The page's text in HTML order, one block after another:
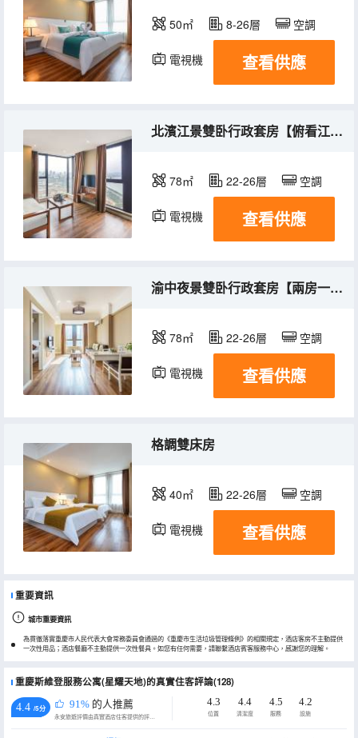
50㎡ 8-26層 空調
電視機 冰箱
查看供應
北濱江景雙卧行政套房【俯看江景+休閒沙發】
78㎡ 22-26層 空調
電視機 冰箱
查看供應
渝中夜景雙卧行政套房【兩房一廳+超大空間】
78㎡ 22-26層 空調
電視機 冰箱
查看供應
格調雙床房
40㎡ 22-26層 空調
電視機 冰箱
查看供應
重要資訊
城市重要資訊
為貫徹落實重慶市人民代表大會常務委員會通過的《重慶市生活垃圾管理條例》的相關規定，酒店客房不主動提供
一次性用品；酒店餐廳不主動提供一次性餐具。如您有任何需要，請聯繫酒店賓客服務中心，感謝您的理解。
重慶斯維登服務公寓(星耀天地)的真實住客評論(128)
4.4 /5分 91% 的人推薦
永安旅遊評價由真實酒店住客提供的評價。
4.3
位置
4.4
清潔度
4.5
服務
4.2
設施